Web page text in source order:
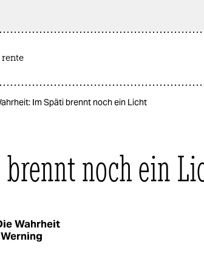
rente
Im Späti brennt noch ein Licht
noch ein
Wahrheit